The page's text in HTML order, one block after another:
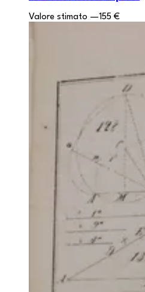
Valore stimato —155 €